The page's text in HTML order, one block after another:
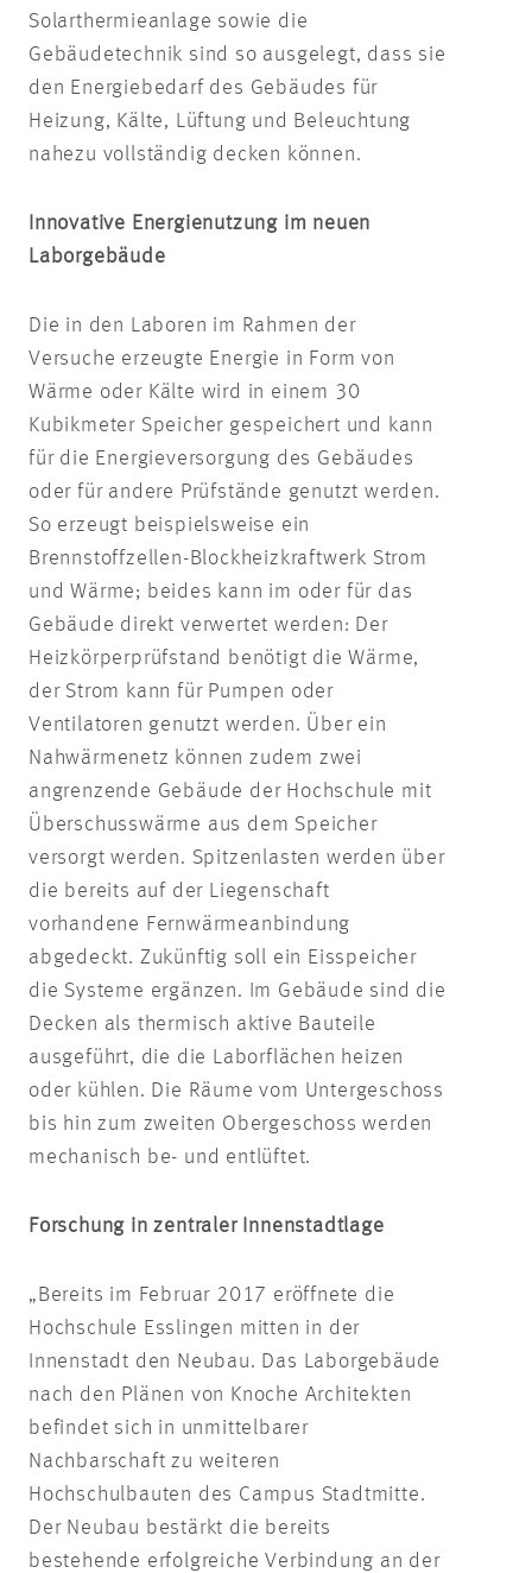
Solarthermieanlage sowie die
Gebäudetechnik sind so ausgelegt, dass sie
den Energiebedarf des Gebäudes für
Heizung, Kälte, Lüftung und Beleuchtung
nahezu vollständig decken können.
Innovative Energienutzung im neuen
Laborgebäude
Die in den Laboren im Rahmen der
Versuche erzeugte Energie in Form von
Wärme oder Kälte wird in einem 30
Kubikmeter Speicher gespeichert und kann
für die Energieversorgung des Gebäudes
oder für andere Prüfstände genutzt werden.
So erzeugt beispielsweise ein
Brennstoffzellen-Blockheizkraftwerk Strom
und Wärme; beides kann im oder für das
Gebäude direkt verwertet werden: Der
Heizkörperprüfstand benötigt die Wärme,
der Strom kann für Pumpen oder
Ventilatoren genutzt werden. Über ein
Nahwärmenetz können zudem zwei
angrenzende Gebäude der Hochschule mit
Überschusswärme aus dem Speicher
versorgt werden. Spitzenlasten werden über
die bereits auf der Liegenschaft
vorhandene Fernwärmeanbindung
abgedeckt. Zukünftig soll ein Eisspeicher
die Systeme ergänzen. Im Gebäude sind die
Decken als thermisch aktive Bauteile
ausgeführt, die die Laborflächen heizen
oder kühlen. Die Räume vom Untergeschoss
bis hin zum zweiten Obergeschoss werden
mechanisch be- und entlüftet.
Forschung in zentraler Innenstadtlage
„Bereits im Februar 2017 eröffnete die
Hochschule Esslingen mitten in der
Innenstadt den Neubau. Das Laborgebäude
nach den Plänen von Knoche Architekten
befindet sich in unmittelbarer
Nachbarschaft zu weiteren
Hochschulbauten des Campus Stadtmitte.
Der Neubau bestärkt die bereits
bestehende erfolgreiche Verbindung an der